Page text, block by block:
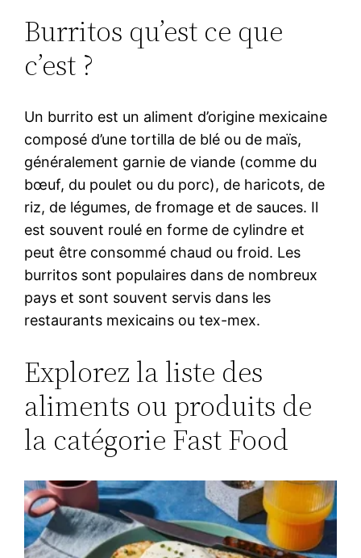
Burritos qu’est ce que
c’est ?
Un burrito est un aliment d’origine mexicaine
composé d’une tortilla de blé ou de maïs,
généralement garnie de viande (comme du
bœuf, du poulet ou du porc), de haricots, de
riz, de légumes, de fromage et de sauces. Il
est souvent roulé en forme de cylindre et
peut être consommé chaud ou froid. Les
burritos sont populaires dans de nombreux
pays et sont souvent servis dans les
restaurants mexicains ou tex-mex.
Explorez la liste des
aliments ou produits de
la catégorie Fast Food